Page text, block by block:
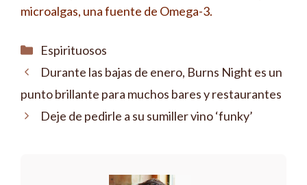
microalgas, una fuente de Omega-3.
Categorías
Espirituosos
Durante las bajas de enero, Burns Night es un
punto brillante para muchos bares y restaurantes
Deje de pedirle a su sumiller vino ‘funky’